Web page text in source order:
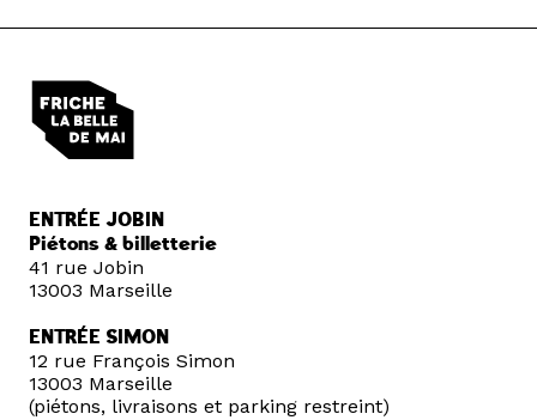
ENTRÉE JOBIN
Piétons & billetterie
41 rue Jobin
13003 Marseille
ENTRÉE SIMON
12 rue François Simon
13003 Marseille
(piétons, livraisons et parking restreint)